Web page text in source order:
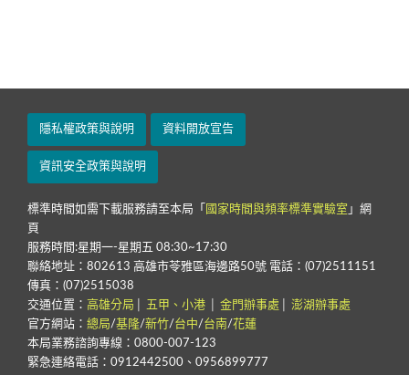
隱私權政策與說明 資料開放宣告
資訊安全政策與說明
標準時間如需下載服務請至本局「 國家時間與頻率標準實驗室 」網
頁
服務時間:星期一-星期五 08:30~17:30
聯絡地址：802613 高雄市苓雅區海邊路50號 電話：(07)2511151
傳真：(07)2515038
交通位置： 高雄分局 五甲、小港 金門辦事處
澎湖辦事處
官方網站： 總局/基隆/新竹/台中/台南/花蓮
本局業務諮詢專線：0800-007-123
緊急連絡電話：0912442500、0956899777